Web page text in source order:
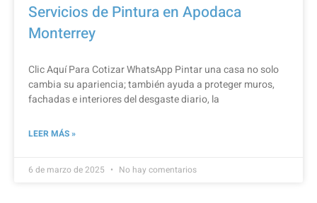
Servicios de Pintura en Apodaca
Monterrey
Clic Aquí Para Cotizar​ WhatsApp Pintar una casa no solo
cambia su apariencia; también ayuda a proteger muros,
fachadas e interiores del desgaste diario, la
LEER MÁS »
6 de marzo de 2025 No hay comentarios